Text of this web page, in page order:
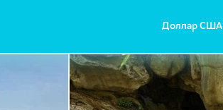
Доллар США